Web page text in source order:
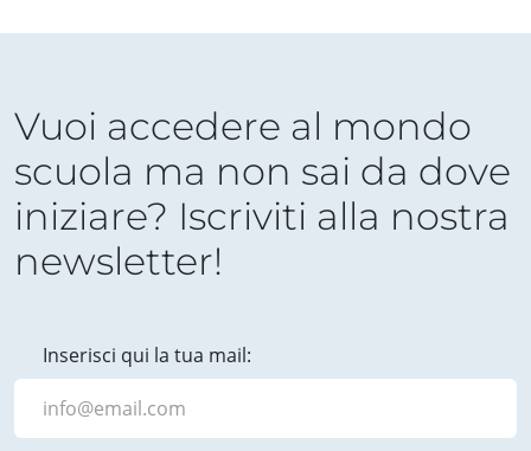
Vuoi accedere al mondo
scuola ma non sai da dove
iniziare? Iscriviti alla nostra
newsletter!
Inserisci qui la tua mail: